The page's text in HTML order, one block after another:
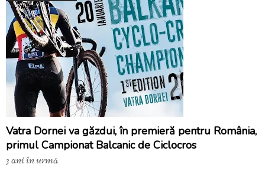
Vatra Dornei va găzdui, în premieră pentru România,
primul Campionat Balcanic de Ciclocros
3 ani în urmă